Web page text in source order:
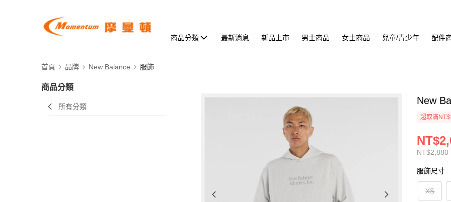
商品分類 最新消息 新品上市 男士商品 女士商品 兒童/青少年 配件
首頁 品牌 New Balance 服飾
商品分類
所有分類
New
超取滿
NT$2,880
服飾尺寸
XS